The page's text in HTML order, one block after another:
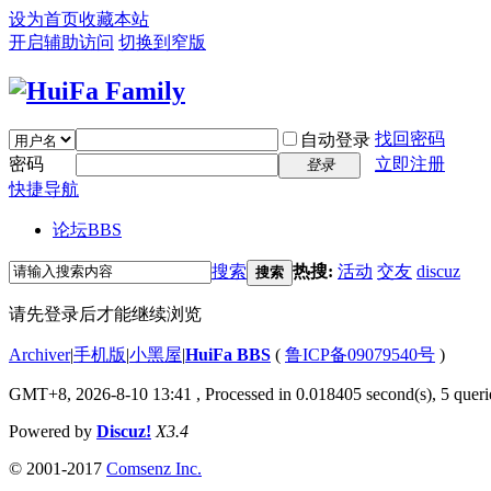
设为首页收藏本站
开启辅助访问 切换到窄版
自动登录 找回密码
密码
登录
立即注册
快捷导航
论坛BBS
搜索 搜索 热搜: 活动 交友 discuz
请先登录后才能继续浏览
Archiver|手机版|小黑屋|HuiFa BBS ( 鲁ICP备09079540号 )
GMT+8, 2026-8-10 13:41 , Processed in 0.018405 second(s), 5
Powered by Discuz! X3.4
© 2001-2017 Comsenz Inc.